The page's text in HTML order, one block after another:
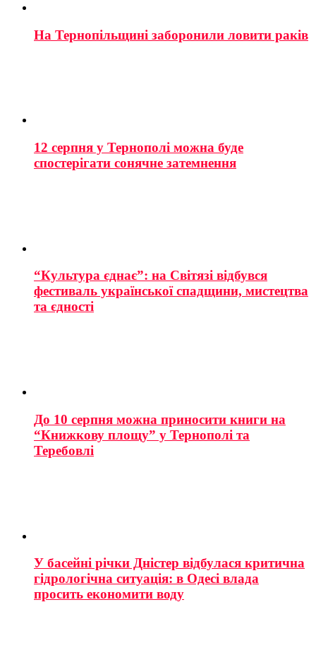
На Тернопільщині заборонили ловити раків
12 серпня у Тернополі можна буде
спостерігати сонячне затемнення
“Культура єднає”: на Світязі відбувся
фестиваль української спадщини, мистецтва
та єдності
До 10 серпня можна приносити книги на
“Книжкову площу” у Тернополі та
Теребовлі
У басейні річки Дністер відбулася критична
гідрологічна ситуація: в Одесі влада
просить економити воду